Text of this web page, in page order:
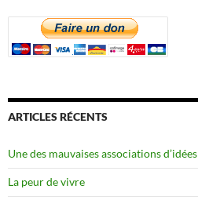
ARTICLES RÉCENTS
Une des mauvaises associations d’idées
La peur de vivre